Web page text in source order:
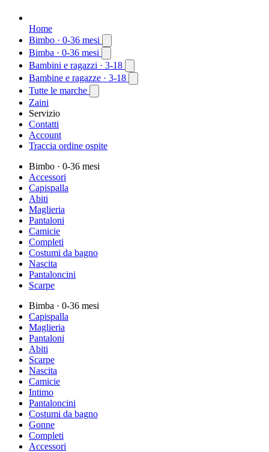
Home
Bimbo · 0-36 mesi
Bimba · 0-36 mesi
Bambini e ragazzi · 3-18
Bambine e ragazze · 3-18
Tutte le marche
Zaini
Servizio
Contatti
Account
Traccia ordine ospite
Bimbo · 0-36 mesi
Accessori
Capispalla
Abiti
Maglieria
Pantaloni
Camicie
Completi
Costumi da bagno
Nascita
Pantaloncini
Scarpe
Bimba · 0-36 mesi
Capispalla
Maglieria
Pantaloni
Abiti
Scarpe
Nascita
Camicie
Intimo
Pantaloncini
Costumi da bagno
Gonne
Completi
Accessori